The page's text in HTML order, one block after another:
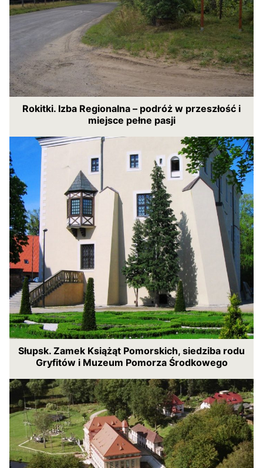
Rokitki. Izba Regionalna – podróż w przeszłość i
miejsce pełne pasji
Słupsk. Zamek Książąt Pomorskich, siedziba rodu
Gryfitów i Muzeum Pomorza Środkowego